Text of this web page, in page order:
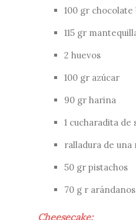
100 gr chocolate
115 gr
2 huevos
100 gr azúcar
90 gr harina
1 cucharadita de
ralladura de una
50 gr pistachos
70 g r
Cheesecake: